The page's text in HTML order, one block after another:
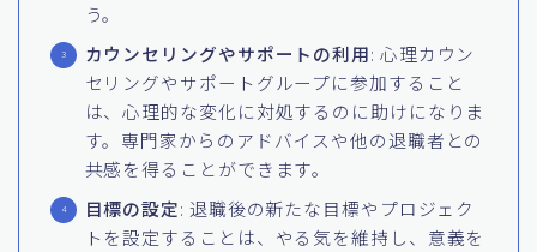
う。
カウンセリングやサポートの利用: 心理カウン
セリングやサポートグループに参加すること
は、心理的な変化に対処するのに助けになりま
す。専門家からのアドバイスや他の退職者との
共感を得ることができます。
目標の設定: 退職後の新たな目標やプロジェク
トを設定することは、やる気を維持し、意義を